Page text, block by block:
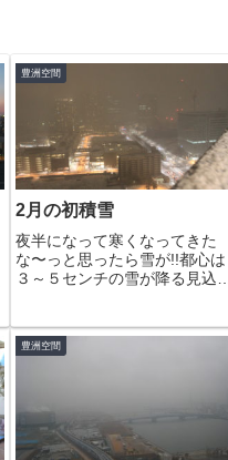
豊洲空間
2月の初積雪
夜半になって寒くなってきた
な〜っと思ったら雪が!!都心は
３～５センチの雪が降る見込み
豊洲空間